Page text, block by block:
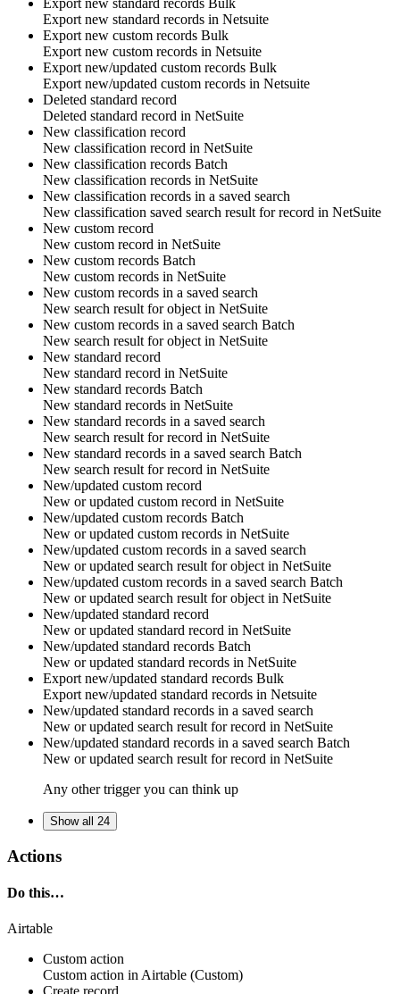
Export new standard records in Netsuite
Export new custom records Bulk
Export new custom records in Netsuite
Export new/updated custom records Bulk
Export new/updated custom records in Netsuite
Deleted standard record
Deleted standard record in NetSuite
New classification record
New classification record in NetSuite
New classification records Batch
New classification records in NetSuite
New classification records in a saved search
New classification saved search result forrecord in NetSuite
New custom record
New custom record in NetSuite
New custom records Batch
New custom records in NetSuite
New custom records in a saved search
New search result forobject in NetSuite
New custom records in a saved search Batch
New search result forobject in NetSuite
New standard record
New standard record in NetSuite
New standard records Batch
New standard records in NetSuite
New standard records in a saved search
New search result forrecord in NetSuite
New standard records in a saved search Batch
New search result forrecord in NetSuite
New/updated custom record
New or updated custom record in NetSuite
New/updated custom records Batch
New or updated custom records in NetSuite
New/updated custom records in a saved search
New or updated search result forobject in NetSuite
New/updated custom records in a saved search Batch
New or updated search result forobject in NetSuite
New/updated standard record
New or updated standard record in NetSuite
New/updated standard records Batch
New or updated standard records in NetSuite
Export new/updated standard records Bulk
Export new/updated standard records in Netsuite
New/updated standard records in a saved search
New or updated search result forrecord in NetSuite
New/updated standard records in a saved search Batch
New or updated search result forrecord in NetSuite
Any other trigger you can think up
Show all 24
Actions
Do this…
Airtable
Custom action
Custom action in Airtable (Custom)
Create record